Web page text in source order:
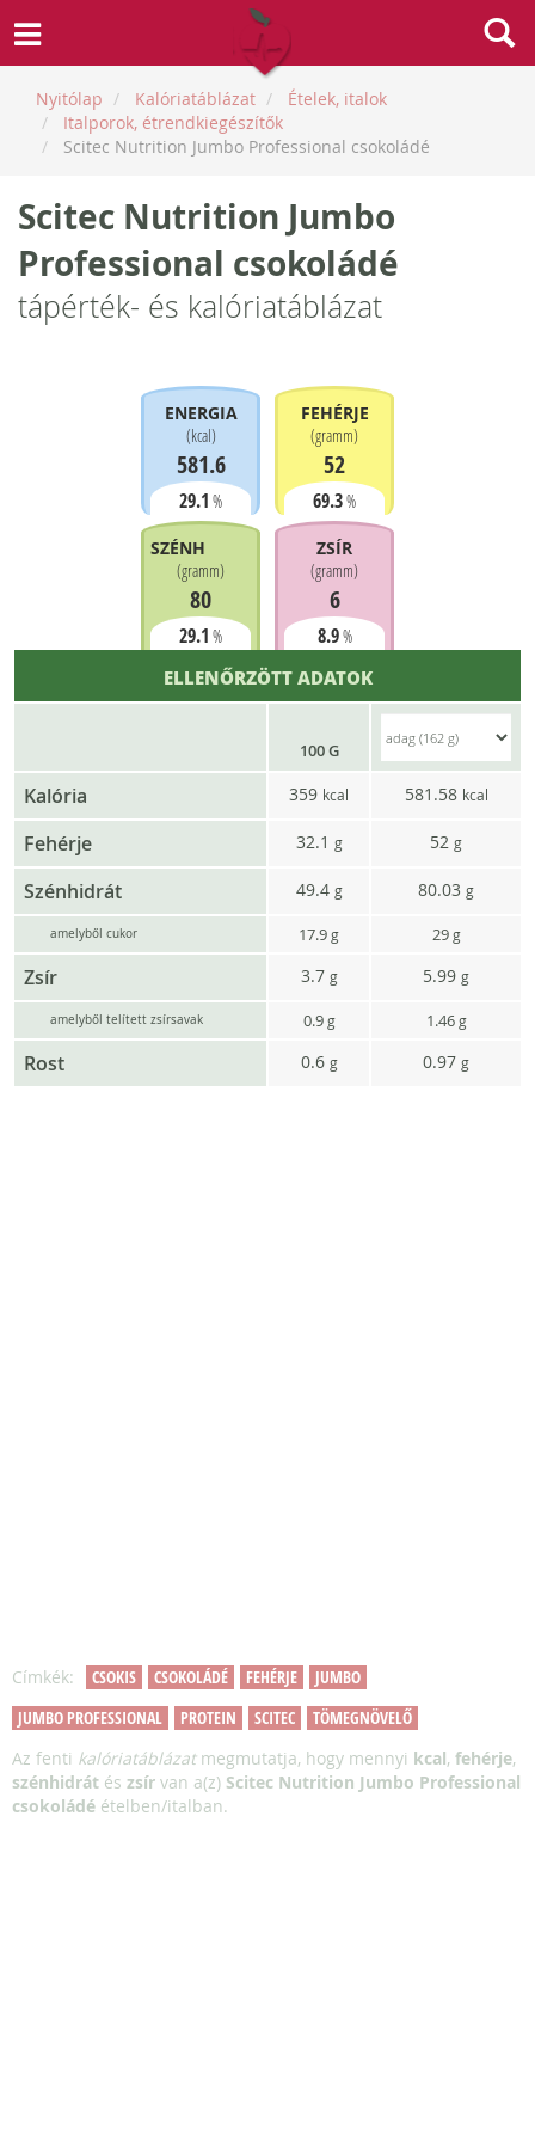
Nyitólap Kalóriatáblázat
Ételek, italok
Italporok, étrendkiegészítők
Scitec Nutrition Jumbo Professional csokoládé
Scitec Nutrition Jumbo
Professional csokoládé
tápérték- és kalóriatáblázat
ENERGIA
(kcal)
581.6
29.1 %
FEHÉRJE
(gramm)
52
69.3%
SZÉNHIDRÁT
(gramm)
80
29.1 %
ZSÍR
(gramm)
6
8.9%
ELLENŐRZÖTT ADATOK
100 G
Kalória 359 kcal 581.58 kcal
Fehérje 32.1 g 52 g
Szénhidrát 49.4 g 80.03 g
amelyből cukor 17.9g 29 g
Zsír 3.7 g 5.99 g
amelyből telített zsírsavak 0.9g 1.46 g
Rost 0.6 g 0.97 g
Címkék: CSOKIS CSOKOLÁDÉ FEHÉRJE
JUMBO
JUMBO PROFESSIONAL
PROTEIN SCITEC
TÖMEGNÖVELŐ
Az fenti kalóriatáblázatmegmutatja, hogy mennyi kcal, fehérje,
szénhidrát és zsír van a(z) Scitec Nutrition Jumbo Professional
csokoládé ételben/italban.